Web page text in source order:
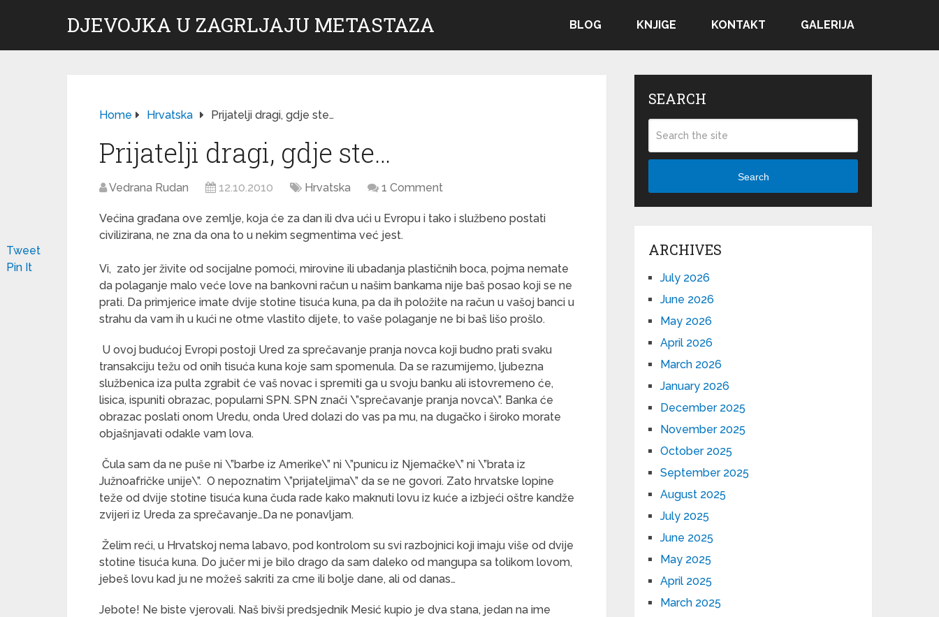
DJEVOJKA U ZAGRLJAJU METASTAZA BLOG KNJIGE KONTAKT GALERIJA
Home Hrvatska Prijatelji dragi, gdje ste…
Prijatelji dragi, gdje ste…
Vedrana Rudan 12.10.2010 Hrvatska 1 Comment
Većina građana ove zemlje, koja će za dan ili dva ući u Evropu i tako i službeno postati
civilizirana, ne zna da ona to u nekim segmentima već jest.
Vi, zato jer živite od socijalne pomoći, mirovine ili ubadanja plastičnih boca, pojma nemate
da polaganje malo veće love na bankovni račun u našim bankama nije baš posao koji se ne
prati. Da primjerice imate dvije stotine tisuća kuna, pa da ih položite na račun u vašoj banci u
strahu da vam ih u kući ne otme vlastito dijete, to vaše polaganje ne bi baš lišo prošlo.
U ovoj budućoj Evropi postoji Ured za sprečavanje pranja novca koji budno prati svaku
transakciju težu od onih tisuća kuna koje sam spomenula. Da se razumijemo, ljubezna
službenica iza pulta zgrabit će vaš novac i spremiti ga u svoju banku ali istovremeno će,
lisica, ispuniti obrazac, popularni SPN. SPN znači \”sprečavanje pranja novca\”. Banka će
obrazac poslati onom Uredu, onda Ured dolazi do vas pa mu, na dugačko i široko morate
objašnjavati odakle vam lova.
Čula sam da ne puše ni \”barbe iz Amerike\” ni \”punicu iz Njemačke\” ni \”brata iz
Južnoafričke unije\”. O nepoznatim \”prijateljima\” da se ne govori. Zato hrvatske lopine
teže od dvije stotine tisuća kuna čuda rade kako maknuti lovu iz kuće a izbjeći oštre kandže
zvijeri iz Ureda za sprečavanje…Da ne ponavljam.
Želim reći, u Hrvatskoj nema labavo, pod kontrolom su svi razbojnici koji imaju više od dvije
stotine tisuća kuna. Do jučer mi je bilo drago da sam daleko od mangupa sa tolikom lovom,
jebeš lovu kad ju ne možeš sakriti za crne ili bolje dane, ali od danas…
Jebote! Ne biste vjerovali. Naš bivši predsjednik Mesić kupio je dva stana, jedan na ime
Tweet
Pin It
SEARCH
Search
ARCHIVES
July 2026
June 2026
May 2026
April 2026
March 2026
January 2026
December 2025
November 2025
October 2025
September 2025
August 2025
July 2025
June 2025
May 2025
April 2025
March 2025